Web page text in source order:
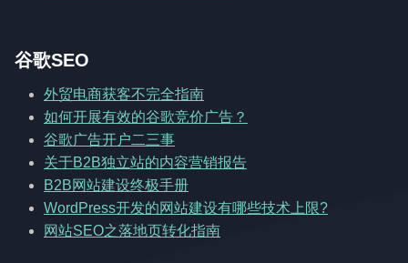
谷歌SEO
外贸电商获客不完全指南
如何开展有效的谷歌竞价广告？
谷歌广告开户二三事
关于B2B独立站的内容营销报告
B2B网站建设终极手册
WordPress开发的网站建设有哪些技术上限?
网站SEO之落地页转化指南